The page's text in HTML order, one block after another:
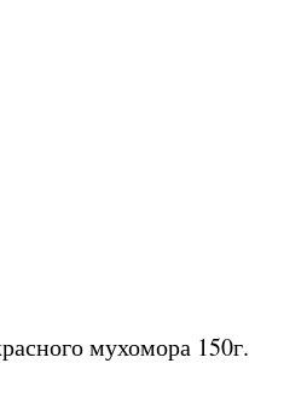
мухомора 150г.